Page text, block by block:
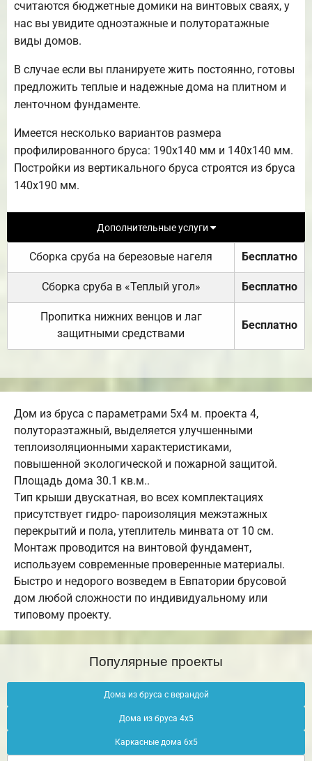
считаются бюджетные домики на винтовых сваях, у
нас вы увидите одноэтажные и полуторатажные
виды домов.
В случае если вы планируете жить постоянно, готовы
предложить теплые и надежные дома на плитном и
ленточном фундаменте.
Имеется несколько вариантов размера
профилированного бруса: 190х140 мм и 140х140 мм.
Постройки из вертикального бруса строятся из бруса
140х190 мм.
Дополнительные услуги
Сборка сруба на березовые нагеля Бесплатно
Сборка сруба в «Теплый угол» Бесплатно
Пропитка нижних венцов и лаг
защитными средствами
Бесплатно
Дом из бруса с параметрами 5х4 м. проекта 4,
полутораэтажный, выделяется улучшенными
теплоизоляционными характеристиками,
повышенной экологической и пожарной защитой.
Площадь дома 30.1 кв.м..
Тип крыши двускатная, во всех комплектациях
присутствует гидро- пароизоляция межэтажных
перекрытий и пола, утеплитель минвата от 10 см.
Монтаж проводится на винтовой фундамент,
используем современные проверенные материалы.
Быстро и недорого возведем в Евпатории брусовой
дом любой сложности по индивидуальному или
типовому проекту.
Популярные проекты
Дома из бруса с верандой
Дома из бруса 4х5
Каркасные дома 6х5